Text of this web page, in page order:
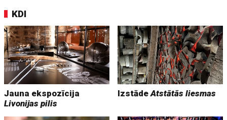
KDI
Jauna ekspozīcija
Livonijas pilis
IzstādeAtstātās liesmas